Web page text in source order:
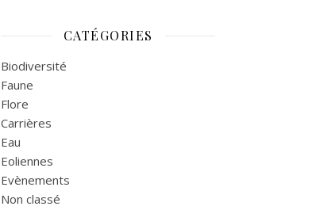
CATÉGORIES
Biodiversité
Faune
Flore
Carrières
Eau
Eoliennes
Evènements
Non classé